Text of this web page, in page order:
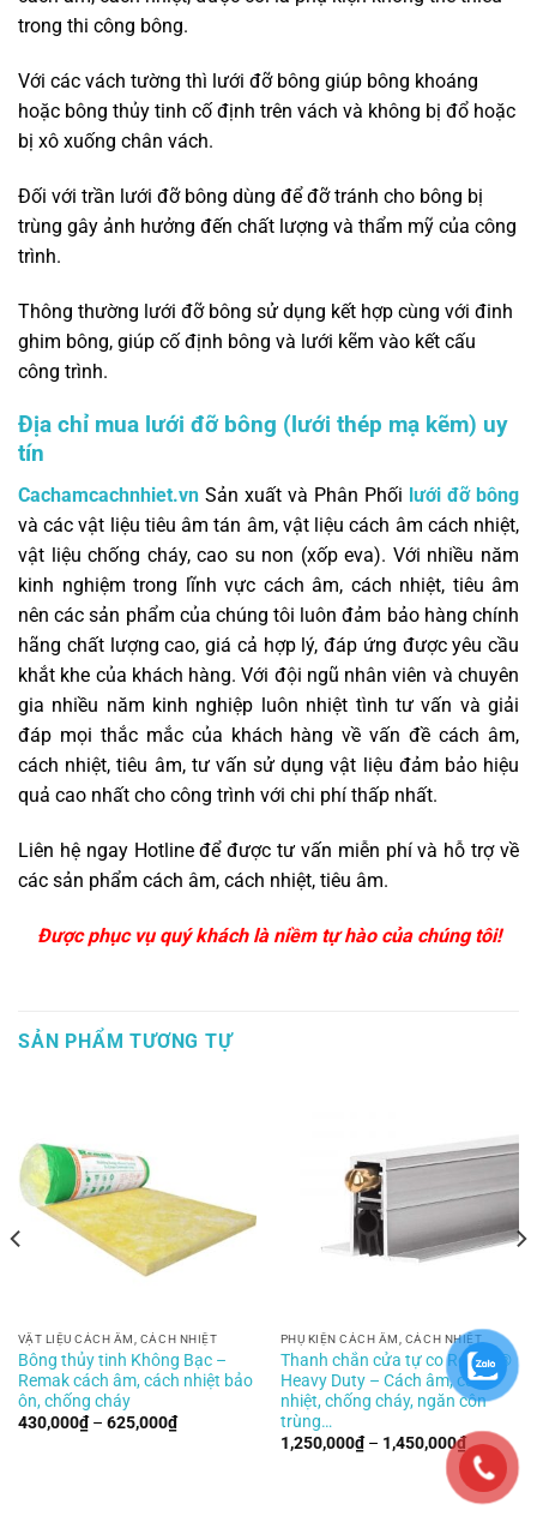
trong thi công bông.
Với các vách tường thì lưới đỡ bông giúp bông khoáng
hoặc bông thủy tinh cố định trên vách và không bị đổ hoặc
bị xô xuống chân vách.
Đối với trần lưới đỡ bông dùng để đỡ tránh cho bông bị
trùng gây ảnh hưởng đến chất lượng và thẩm mỹ của công
trình.
Thông thường lưới đỡ bông sử dụng kết hợp cùng với đinh
ghim bông, giúp cố định bông và lưới kẽm vào kết cấu
công trình.
Địa chỉ mua lưới đỡ bông (lưới thép mạ kẽm) uy
tín
Cachamcachnhiet.vn Sản xuất và Phân Phối lưới đỡ bông
và các vật liệu tiêu âm tán âm, vật liệu cách âm cách nhiệt,
vật liệu chống cháy, cao su non (xốp eva). Với nhiều năm
kinh nghiệm trong lĩnh vực cách âm, cách nhiệt, tiêu âm
nên các sản phẩm của chúng tôi luôn đảm bảo hàng chính
hãng chất lượng cao, giá cả hợp lý, đáp ứng được yêu cầu
khắt khe của khách hàng. Với đội ngũ nhân viên và chuyên
gia nhiều năm kinh nghiệp luôn nhiệt tình tư vấn và giải
đáp mọi thắc mắc của khách hàng về vấn đề cách âm,
cách nhiệt, tiêu âm, tư vấn sử dụng vật liệu đảm bảo hiệu
quả cao nhất cho công trình với chi phí thấp nhất.
Liên hệ ngay Hotline để được tư vấn miễn phí và hỗ trợ về
các sản phẩm cách âm, cách nhiệt, tiêu âm.
Được phục vụ quý khách là niềm tự hào của chúng tôi!
SẢN PHẨM TƯƠNG TỰ
VẬT LIỆU CÁCH ÂM, CÁCH NHIỆT
Bông thủy tinh Không Bạc –
Remak cách âm, cách nhiệt bảo
ôn, chống cháy
430,000₫ – 625,000₫Khoảng
giá:
PHỤ KIỆN CÁCH ÂM, CÁCH NHIỆT
Thanh chắn cửa tự co Remak®
Heavy Duty – Cách âm, cách
nhiệt, chống cháy, ngăn côn
trùng…
1,250,000₫ – 1,450,000₫Khoảng
giá:
từ
đến